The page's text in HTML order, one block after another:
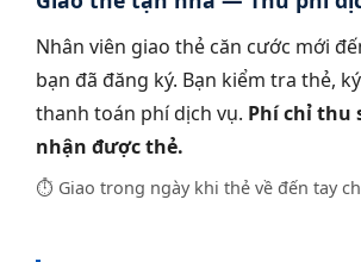
Nhân viên giao thẻ căn cước mới
bạn đã đăng ký. Bạn kiểm tra thẻ,
thanh toán phí dịch vụ. Phí chỉ thu
nhận được thẻ.
⏱ Giao trong ngày khi thẻ về đến tay